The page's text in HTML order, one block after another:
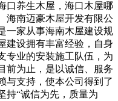
生木屋，海口木屋哪
南迈豪木屋开发有限公
一家从事海南木屋建设规
建设拥有丰富经验，自身
专业的安装施工队伍，为
前为止，是以诚信、服务
与支持，使本公司得到了
诚信为先，质量为